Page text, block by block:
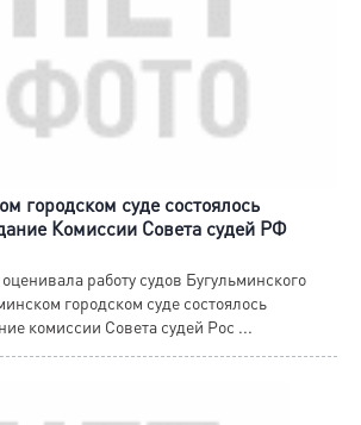
городском суде состоялось
Комиссии Совета судей РФ
работу судов Бугульминского
городском суде состоялось
комиссии Совета судей Рос ...